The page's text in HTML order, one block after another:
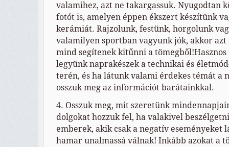
valamihez, azt ne takargassuk. Nyugodtan
fotót is, amelyen éppen ékszert készítünk
kerámiát. Rajzolunk, festünk, horgolunk
valamilyen sportban vagyunk jók, akkor azt
mind segítenek kitűnni a
legyünk naprakészek a technikai és
terén, és ha látunk valami érdekes témát a
osszuk meg az információt barátainkkal.
4. Osszuk meg, mit szeretünk
dolgokat hozzuk fel, ha valakivel
emberek, akik csak a negatív eseményeket
hamar unalmassá válnak! Inkább azokat a